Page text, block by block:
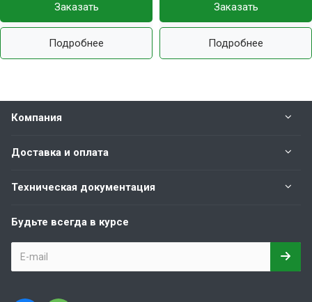
Заказать
Подробнее
Заказать
Подробнее
Компания
Доставка и оплата
Техническая документация
Будьте всегда в курсе